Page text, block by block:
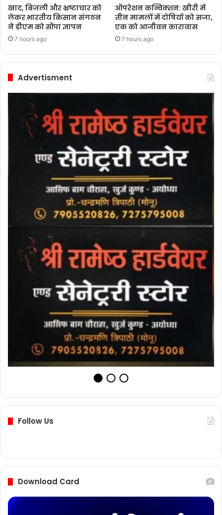
खाद, बिजली और भ्रष्टाचार को
लेकर भारतीय किसान संगठन
ने डीएम को सौंपा ज्ञापन
7 hours ago
ऑपरेशन कन्विक्शन: खीरी में
तीन मामलों में दोषियों को सजा,
एक को आजीवन कारावास
7 hours ago
Advertisment
Follow Us
Download Card